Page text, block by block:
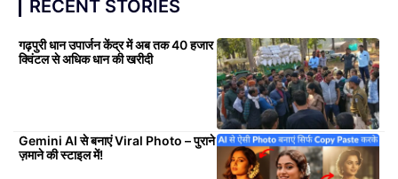
RECENT STORIES
गढ़पुरी धान उपार्जन केंद्र में अब तक 40 हजार
क्विंटल से अधिक धान की खरीदी
Gemini AI से बनाएं Viral Photo – पुराने
ज़माने की स्टाइल में!